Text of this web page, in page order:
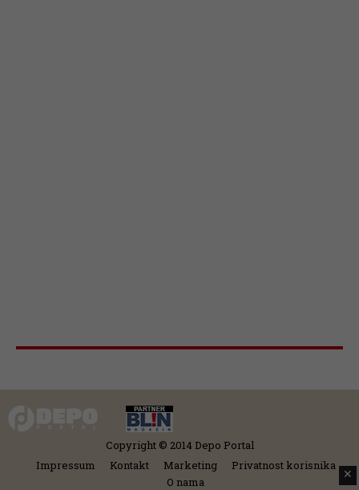
Copyright © 2014 Depo Portal
Impressum
Kontakt Marketing
Privatnost korisnika
O nama
✕